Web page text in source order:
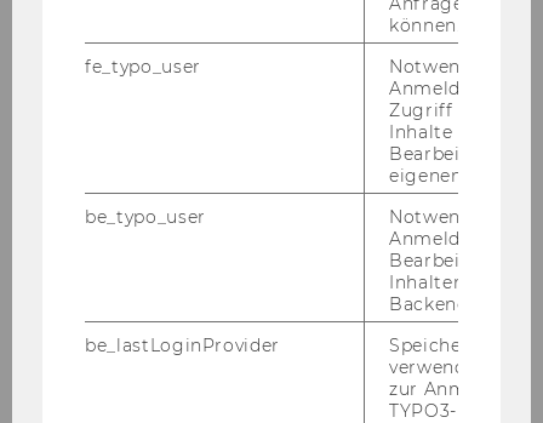
3. Mel­den Sie sich mit Ihrer Bi­blio­theks­ken­
nung an.
4. Kli­cken Sie in der Me­nü­leis­te ober­halb des
können.
fe_typo_user
Notwendig für
Anmeldung und
Zugriff auf
Inhalte oder zur
Bearbeitung des
eigenen Profils.
be_typo_user
Notwendig für
Anmeldung und
Bearbeitung von
Inhalten im
Backend.
be_lastLoginProvider
Speichert die
verwendete
zur Anmeldung
TYPO3-Backend.